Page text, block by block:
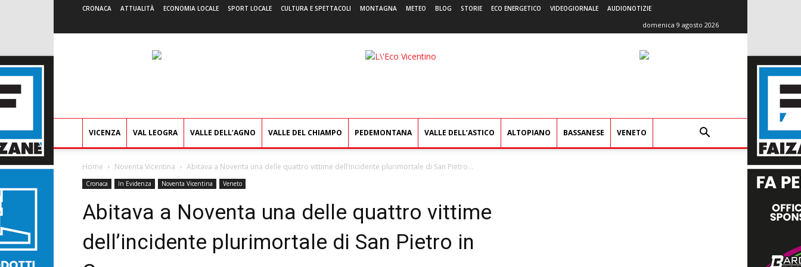
CRONACA ATTUALITÀ ECONOMIA LOCALE SPORT LOCALE CULTURA E SPETTACOLI MONTAGNA METEO BLOG STORIE ECO ENERGETICO VIDEOGIORNALE AUDIONOTIZIE
domenica 9 agosto 2026
L'Eco
VICENZA VAL LEOGRA VALLE DELL’AGNO VALLE DEL CHIAMPO PEDEMONTANA VALLE DELL’ASTICO ALTOPIANO BASSANESE VENETO
Home Noventa Vicentina Abitava a Noventa una delle quattro vittime dell’incidente plurimortale di San Pietro...
Cronaca In Evidenza Noventa Vicentina Veneto
Abitava a Noventa una delle quattro vittime
dell’incidente plurimortale di San Pietro in